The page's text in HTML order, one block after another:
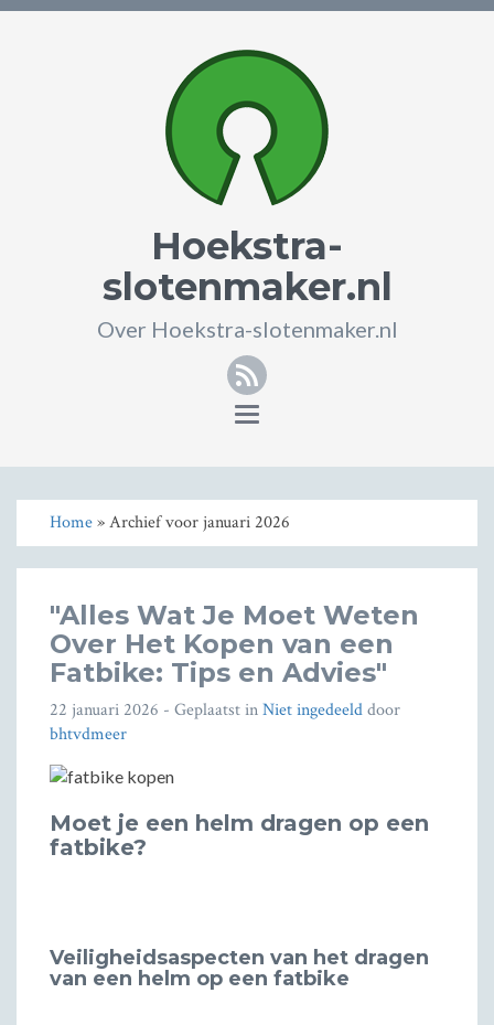
Hoekstra-
slotenmaker.nl
Over Hoekstra-slotenmaker.nl
RSS
Toggle
Home» Archief voor januari 2026
"Alles Wat Je Moet Weten
Over Het Kopen van een
Fatbike: Tips en Advies"
22 januari 2026 - Geplaatst inNiet ingedeelddoor
bhtvdmeer
Moet je een helm dragen op een
fatbike?
Veiligheidsaspecten van het dragen
van een helm op een fatbike